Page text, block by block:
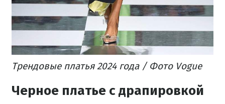
Трендовые платья 2024 года / Фото Vogue
Черное платье с драпировкой